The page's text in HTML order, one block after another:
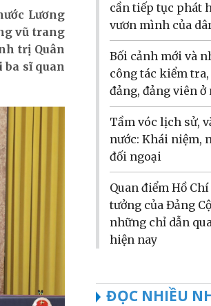
Lương
vũ trang
trị Quân
ba sĩ quan
cần tiếp tục phát
vươn mình của
Bối cảnh mới và
công tác kiểm
đảng, đảng viên ở
Tầm vóc lịch sử,
nước: Khái niệm,
đối ngoại
Quan điểm Hồ
tưởng của Đảng
những chỉ dẫn
hiện nay
ĐỌC NHIỀU